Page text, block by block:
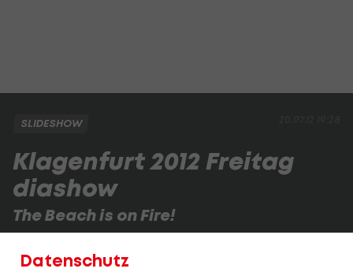
SLIDESHOW
Klagenfurt 2012 Freitag
diashow
The Beach is on Fire!
vierten Tag zwar auch alle österreichischen
Datenschutz